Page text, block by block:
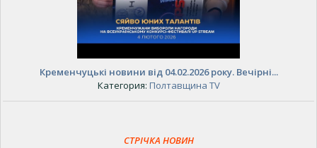
Кременчуцькі новини від 04.02.2026 року. Вечірні...
Категория: Полтавщина TV
СТРІЧКА НОВИН